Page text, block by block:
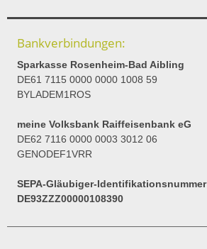
Bankverbindungen:
Sparkasse Rosenheim-Bad Aibling
DE61 7115 0000 0000 1008 59
BYLADEM1ROS
meine Volksbank Raiffeisenbank eG
DE62 7116 0000 0003 3012 06
GENODEF1VRR
SEPA-Gläubiger-Identifikationsnummer
DE93ZZZ00000108390